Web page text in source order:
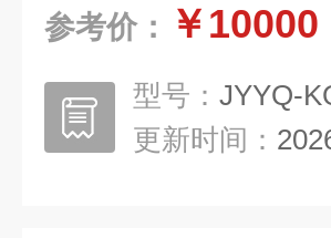
参考价： ￥10000
型号： JYYQ-
更新时间：